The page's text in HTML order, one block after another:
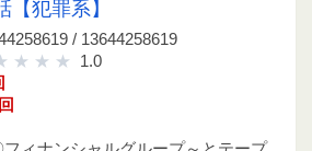
犯罪系】
/ 13644258619
1.0